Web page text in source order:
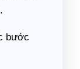
bước